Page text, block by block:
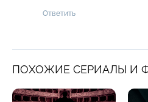
Ответить
ПОХОЖИЕ СЕРИАЛЫ И